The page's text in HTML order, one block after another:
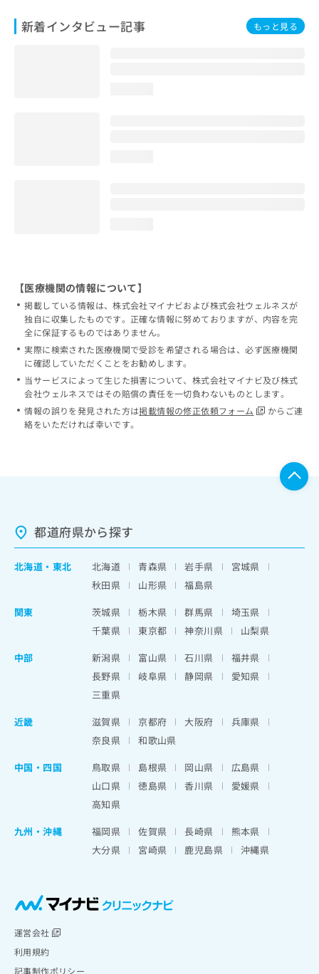
新着インタビュー記事 もっと見る
【医療機関の情報について】
掲載している情報は、株式会社マイナビおよび株式会社ウェルネスが
独自に収集したものです。正確な情報に努めておりますが、内容を完
全に保証するものではありません。
実際に検索された医療機関で受診を希望される場合は、必ず医療機関
に確認していただくことをお勧めします。
当サービスによって生じた損害について、株式会社マイナビ及び株式
会社ウェルネスではその賠償の責任を一切負わないものとします。
情報の誤りを発見された方は掲載情報の修正依頼フォーム
からご連
絡をいただければ幸いです。
都道府県から探す
北海道 ・ 東北 北海道 青森県 岩手県
宮城県
秋田県
山形県
福島県
関東
茨城県 栃木県 群馬県
埼玉県
千葉県
東京都 神奈川県
山梨県
中部
新潟県 富山県 石川県
福井県
長野県
岐阜県 静岡県
愛知県
三重県
近畿
滋賀県 京都府 大阪府
兵庫県
奈良県
和歌山県
中国・四国
鳥取県 島根県 岡山県
広島県
山口県
徳島県 香川県
愛媛県
高知県
九州・沖縄
福岡県 佐賀県 長崎県
熊本県
大分県
宮崎県 鹿児島県 沖縄県
運営会社
利用規約
記事制作ポリシー